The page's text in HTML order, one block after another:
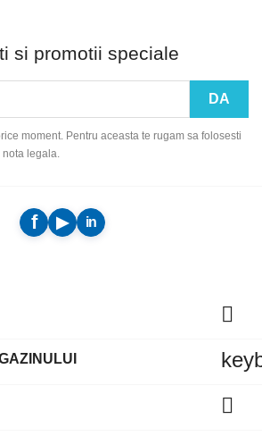
si promotii speciale
moment. Pentru aceasta te rugam sa folosesti
legala.

